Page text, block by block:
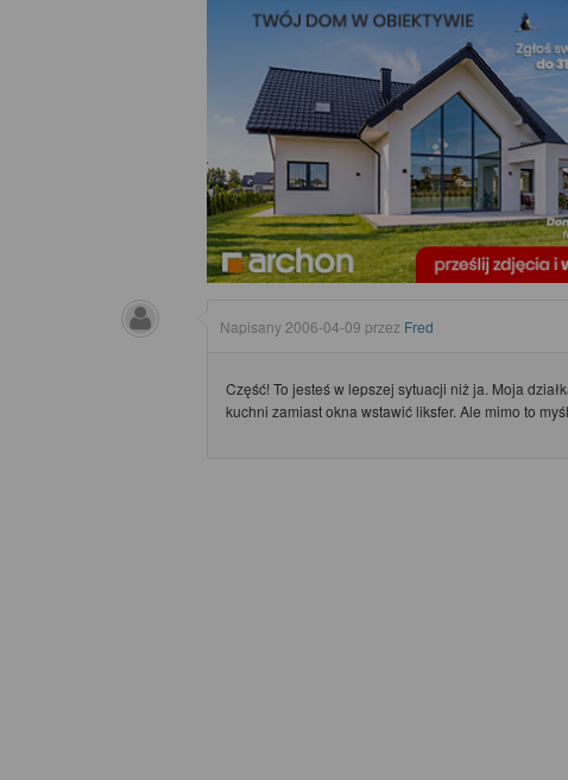
Napisany 2006-04-09 przez Fred
Część! To jesteś w lepszej sytuacji niż ja. Moja
kuchni zamiast okna wstawić liksfer. Ale mimo to